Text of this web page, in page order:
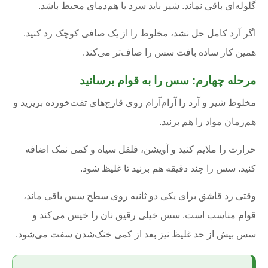
گلوله‌ای باقی نماند. شیر باید سرد یا هم‌دمای محیط باشد.
اگر آرد کامل حل نشد، مخلوط را از یک صافی کوچک رد کنید.
همین کار ساده بافت سس را صاف‌تر می‌کند.
مرحله چهارم: سس را به قوام برسانید
مخلوط شیر و آرد را آرام‌آرام روی قارچ‌های تفت‌خورده بریزید و
هم‌زمان مواد را هم بزنید.
حرارت را ملایم کنید و آویشن، فلفل سیاه و کمی نمک اضافه
کنید. سس را چند دقیقه هم بزنید تا غلیظ شود.
وقتی رد قاشق برای یکی دو ثانیه روی سطح سس باقی ماند،
قوام مناسب است. سس خیلی رقیق نان را خیس می‌کند و
سس بیش از حد غلیظ نیز بعد از کمی خنک‌شدن سفت می‌شود.